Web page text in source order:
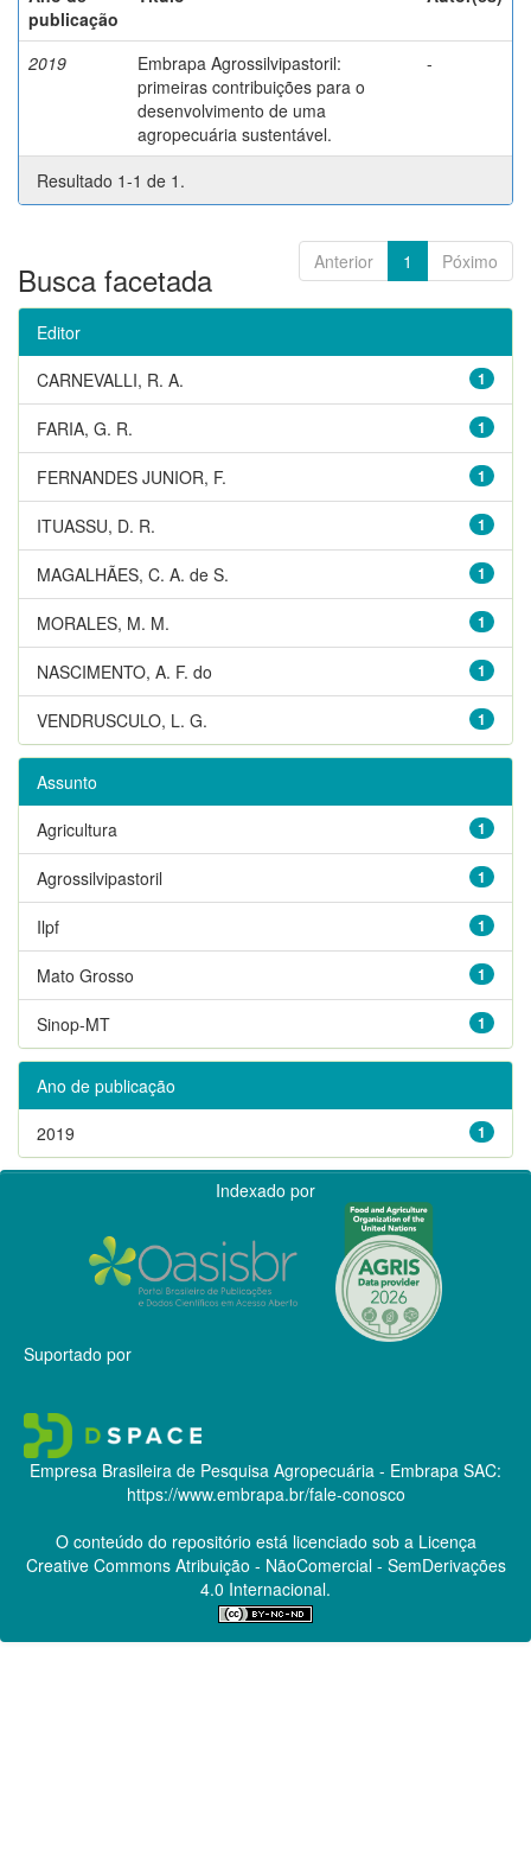
publicação
2019
Embrapa Agrossilvipastoril:
primeiras contribuições para o
desenvolvimento de uma
agropecuária sustentável.
-
Resultado 1-1 de 1.
Anterior 1 Póximo
Busca facetada
Editor
1
CARNEVALLI, R. A.
1
FARIA, G. R.
1
FERNANDES JUNIOR, F.
1
ITUASSU, D. R.
1
MAGALHÃES, C. A. de S.
1
MORALES, M. M.
1
NASCIMENTO, A. F. do
1
VENDRUSCULO, L. G.
Assunto
1
Agricultura
1
Agrossilvipastoril
1
Ilpf
1
Mato Grosso
1
Sinop-MT
Ano de publicação
1
2019
Indexado por
Suportado por
Empresa Brasileira de Pesquisa Agropecuária - Embrapa SAC:
https://www.embrapa.br/fale-conosco
O conteúdo do repositório está licenciado sob a Licença
Creative CommonsAtribuição - NãoComercial - SemDerivações
4.0 Internacional.